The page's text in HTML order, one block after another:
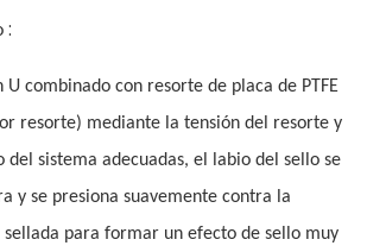
:
U combinado con resorte de placa de PTFE
resorte) mediante la tensión del resorte y
del sistema adecuadas, el labio del sello se
y se presiona suavemente contra la
para formar un efecto de sello muy